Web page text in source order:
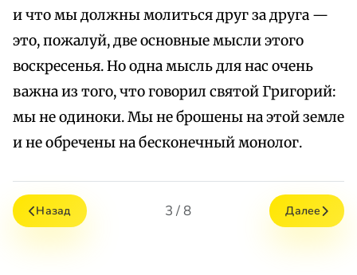
и что мы должны молиться друг за друга —
это, пожалуй, две основные мысли этого
воскресенья. Но одна мысль для нас очень
важна из того, что говорил святой Григорий:
мы не одиноки. Мы не брошены на этой земле
и не обречены на бесконечный монолог.
Назад 3 / 8 Далее